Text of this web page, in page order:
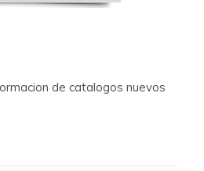
de catalogos nuevos